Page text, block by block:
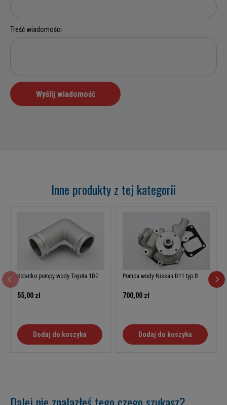
Inne produkty z tej kategorii
Kolanko pompy wody Toyota 1DZ
55,00 zł
Dodaj do koszyka
Pompa wody Nissan D11 typ B
700,00 zł
Dodaj do koszyka